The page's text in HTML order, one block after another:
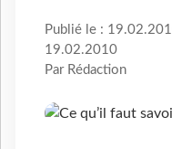
Publié le :
19.02.2010
Par Rédaction